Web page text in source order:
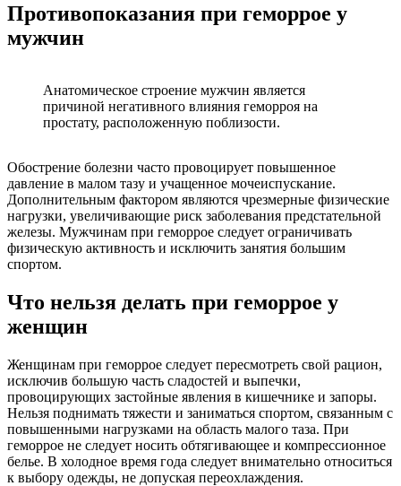
Противопоказания при геморрое у
мужчин
Анатомическое строение мужчин является
причиной негативного влияния геморроя на
простату, расположенную поблизости.
Обострение болезни часто провоцирует повышенное
давление в малом тазу и учащенное мочеиспускание.
Дополнительным фактором являются чрезмерные физические
нагрузки, увеличивающие риск заболевания предстательной
железы. Мужчинам при геморрое следует ограничивать
физическую активность и исключить занятия большим
спортом.
Что нельзя делать при геморрое у
женщин
Женщинам при геморрое следует пересмотреть свой рацион,
исключив большую часть сладостей и выпечки,
провоцирующих застойные явления в кишечнике и запоры.
Нельзя поднимать тяжести и заниматься спортом, связанным с
повышенными нагрузками на область малого таза. При
геморрое не следует носить обтягивающее и компрессионное
белье. В холодное время года следует внимательно относиться
к выбору одежды, не допуская переохлаждения.